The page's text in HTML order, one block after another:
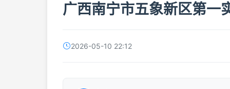
广西南宁市五象新区第一
2026-05-10 22:12